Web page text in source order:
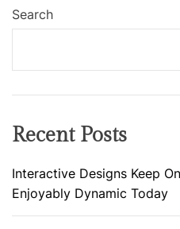
Search
Recent Posts
Interactive Designs Keep
Enjoyably Dynamic Today